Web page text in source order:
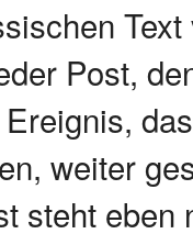
Post,
weiter
steht